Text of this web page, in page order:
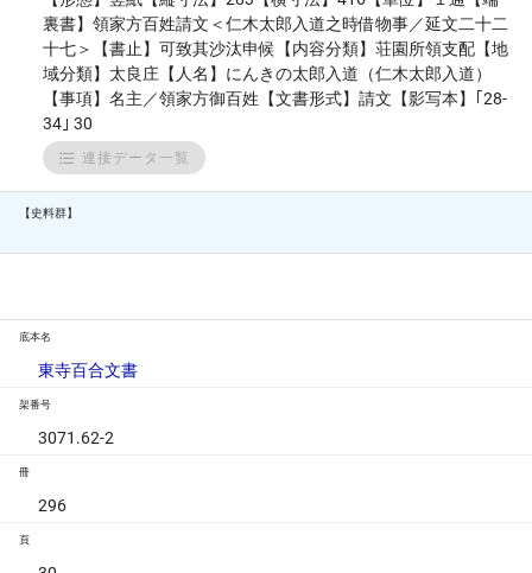
裏書】領家方百姓請文＜仁木太郎入道之時借物事／延文二十二
十七＞【書止】可致其沙汰申候【内容分類】荘園所領支配【地
域分類】太良庄【人名】にんきの太郎入道（仁木太郎入道）
【事項】名主／領家方御百姓【文書形式】請文【影写本】｢28-
34｣ 30
連接データ一覧
【史料群】
底本名
東寺百合文書
架番号
3071.62-2
冊
296
頁